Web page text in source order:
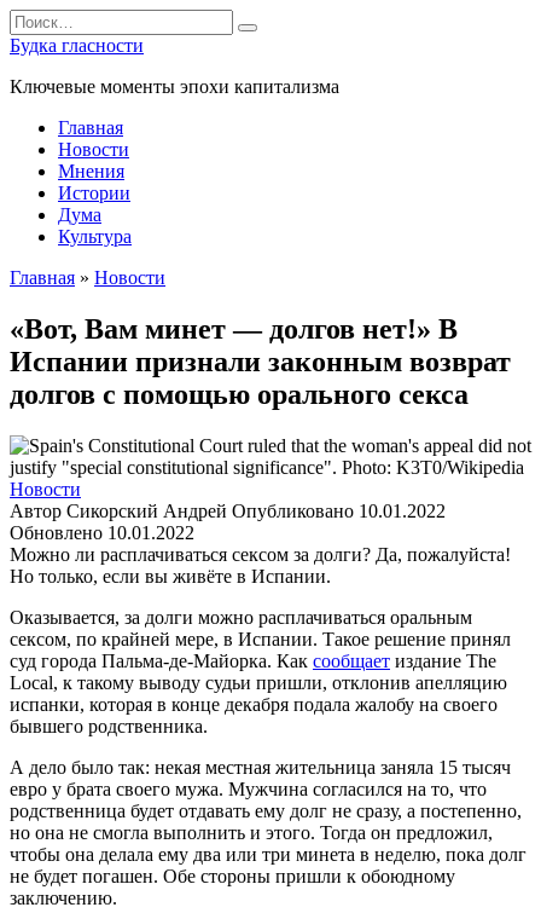
Перейти
к
содержанию
Search
for:
Будка гласности
Ключевые моменты эпохи капитализма
Главная
Новости
Мнения
Истории
Дума
Культура
Главная » Новости
«Вот, Вам минет — долгов нет!» В
Испании признали законным возврат
долгов с помощью орального секса
Новости
Автор Сикорский Андрей Опубликовано 10.01.2022
Обновлено 10.01.2022
Можно ли расплачиваться сексом за долги? Да, пожалуйста!
Но только, если вы живёте в Испании.
Оказывается, за долги можно расплачиваться оральным
сексом, по крайней мере, в Испании. Такое решение принял
суд города Пальма-де-Майорка. Как сообщает издание The
Local, к такому выводу судьи пришли, отклонив апелляцию
испанки, которая в конце декабря подала жалобу на своего
бывшего родственника.
А дело было так: некая местная жительница заняла 15 тысяч
евро у брата своего мужа. Мужчина согласился на то, что
родственница будет отдавать ему долг не сразу, а постепенно,
но она не смогла выполнить и этого. Тогда он предложил,
чтобы она делала ему два или три минета в неделю, пока долг
не будет погашен. Обе стороны пришли к обоюдному
заключению.